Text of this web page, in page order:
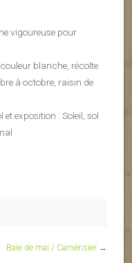
vigoureuse pour
blanche, récolte
à octobre, raisin de
et exposition : Soleil, sol
Baie de mai / Camérisier→